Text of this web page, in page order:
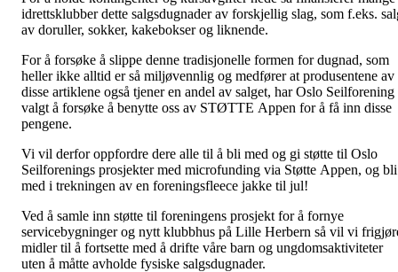
idrettsklubber dette salgsdugnader av forskjellig slag, som f.eks.
av doruller, sokker, kakebokser og liknende.
For å forsøke å slippe denne tradisjonelle formen for dugnad, som
heller ikke alltid er så miljøvennlig og medfører at produsentene av
disse artiklene også tjener en andel av salget, har Oslo Seilforening
valgt å forsøke å benytte oss av STØTTE Appen for å få inn disse
pengene.
Vi vil derfor oppfordre dere alle til å bli med og gi støtte til Oslo
Seilforenings prosjekter med microfunding via Støtte Appen, og bli
med i trekningen av en foreningsfleece jakke til jul!
Ved å samle inn støtte til foreningens prosjekt for å fornye
servicebygninger og nytt klubbhus på Lille Herbern så vil vi
midler til å fortsette med å drifte våre barn og ungdomsaktiviteter
uten å måtte avholde fysiske salgsdugnader.